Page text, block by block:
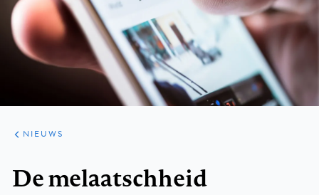
ARTIKELEN
HET
KORT
NIEUWS
De melaatschheid